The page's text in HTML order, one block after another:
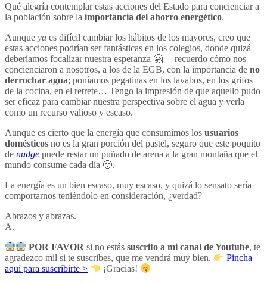
Qué alegría contemplar estas acciones del Estado para concienciar a
la población sobre la importancia del ahorro energético.
Aunque ya es difícil cambiar los hábitos de los mayores, creo que
estas acciones podrían ser fantásticas en los colegios, donde quizá
deberíamos focalizar nuestra esperanza 🤗 —recuerdo cómo nos
concienciaron a nosotros, a los de la EGB, con la importancia de no
derrochar agua; poníamos pegatinas en los lavabos, en los grifos
de la cocina, en el retrete… Tengo la impresión de que aquello pudo
ser eficaz para cambiar nuestra perspectiva sobre el agua y verla
como un recurso valioso y escaso.
Aunque es cierto que la energía que consumimos los usuarios
domésticos no es la gran porción del pastel, seguro que este poquito
de nudge puede restar un puñado de arena a la gran montaña que el
mundo consume cada día 🙂.
La energía es un bien escaso, muy escaso, y quizá lo sensato sería
comportarnos teniéndolo en consideración, ¿verdad?
Abrazos y abrazas.
A.
POR FAVOR si no estássuscrito a mi canal de Youtube, te
agradezco mil si te suscribes, que me vendrá muy bien.
Pincha
aquí para suscribirte >
¡Gracias!